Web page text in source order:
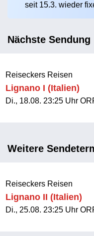
Sendungshinweis
seit 15.3. wieder
Nächste Sendung
Reiseckers Reisen
Lignano I (Italien)
Di., 18.08. 23:25 Uhr
Weitere
Reiseckers Reisen
Lignano II (Italien)
Di., 25.08. 23:25 Uhr